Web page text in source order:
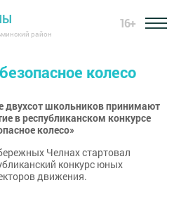
район
16+
колесо
двухсот школьников принимают
в республиканском конкурсе
колесо»
Челнах стартовал
конкурс юных
движения.